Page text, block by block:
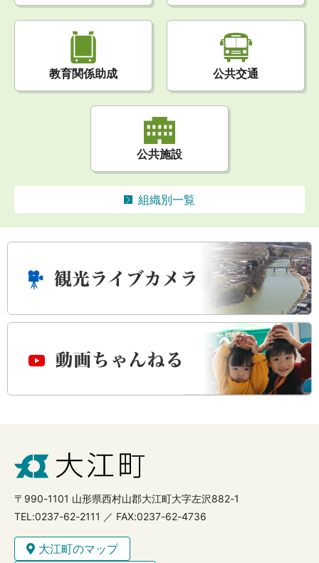
教育関係助成 公共交通
公共施設
組織別一覧
〒990-1101 山形県西村山郡大江町大字左沢882-1
TEL:0237-62-2111 ／ FAX:0237-62-4736
大江町のマップ